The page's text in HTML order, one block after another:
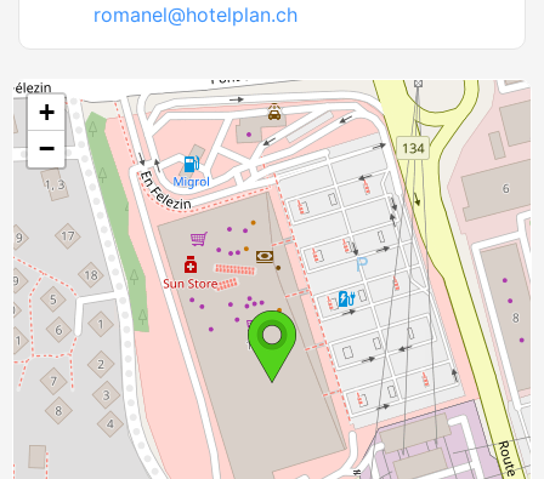
romanel@hotelplan.ch
+
−